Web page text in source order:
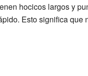
hocicos largos y
Esto significa que